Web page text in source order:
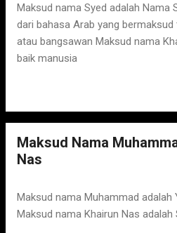
Maksud nama Syed adalah Nama
dari bahasa Arab yang bermaksud
atau bangsawan Maksud nama
baik manusia
Maksud Nama
Nas
Maksud nama Muhammad adalah
Maksud nama Khairun Nas